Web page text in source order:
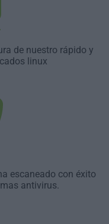
de nuestro rápido y
linux
escaneado con éxito
antivirus.